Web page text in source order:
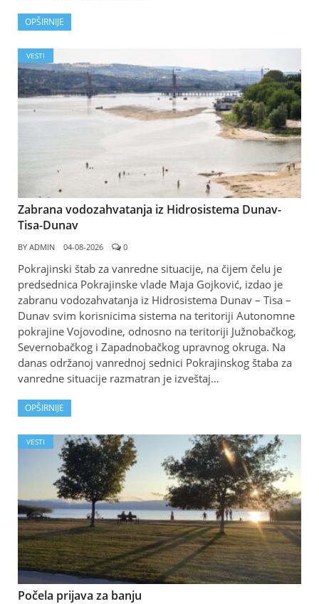
OPŠIRNIJE
VESTI
Zabrana vodozahvatanja iz Hidrosistema Dunav-
Tisa-Dunav
BY ADMIN 04-08-2026 0
Pokrajinski štab za vanredne situacije, na čijem čelu je
predsednica Pokrajinske vlade Maja Gojković, izdao je
zabranu vodozahvatanja iz Hidrosistema Dunav – Tisa –
Dunav svim korisnicima sistema na teritoriji Autonomne
pokrajine Vojovodine, odnosno na teritoriji Južnobačkog,
Severnobačkog i Zapadnobačkog upravnog okruga. Na
danas održanoj vanrednoj sednici Pokrajinskog štaba za
vanredne situacije razmatran je izveštaj…
OPŠIRNIJE
VESTI
Počela prijava za banju